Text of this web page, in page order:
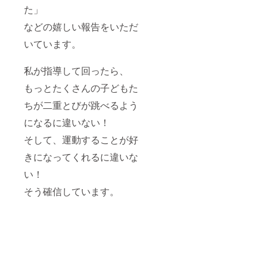
た」
などの嬉しい報告をいただ
いています。
私が指導して回ったら、
もっとたくさんの子どもた
ちが二重とびが跳べるよう
になるに違いない！
そして、運動することが好
きになってくれるに違いな
い！
そう確信しています。